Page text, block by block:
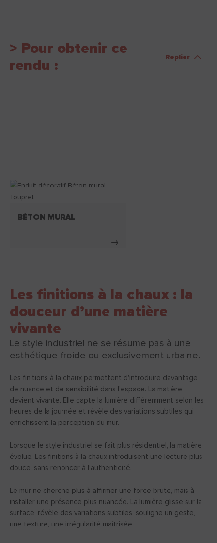
> Pour obtenir ce
rendu :
Replier
BÉTON MURAL
Les finitions à la chaux : la
douceur d’une matière
vivante
Le style industriel ne se résume pas à une
esthétique froide ou exclusivement urbaine.
Les finitions à la chaux permettent d'introduire davantage
de nuance et de sensibilité dans l'espace. La matière
devient vivante. Elle capte la lumière différemment selon les
heures de la journée et révèle des variations subtiles qui
enrichissent la perception du mur.
Lorsque le style industriel se fait plus résidentiel, la matière
évolue. Les finitions à la chaux introduisent une lecture plus
douce, sans renoncer à l’authenticité.
Le mur ne cherche plus à affirmer une force brute, mais à
installer une présence plus nuancée. La lumière glisse sur la
surface, révèle des variations subtiles, souligne un geste,
une texture, une irrégularité maîtrisée.